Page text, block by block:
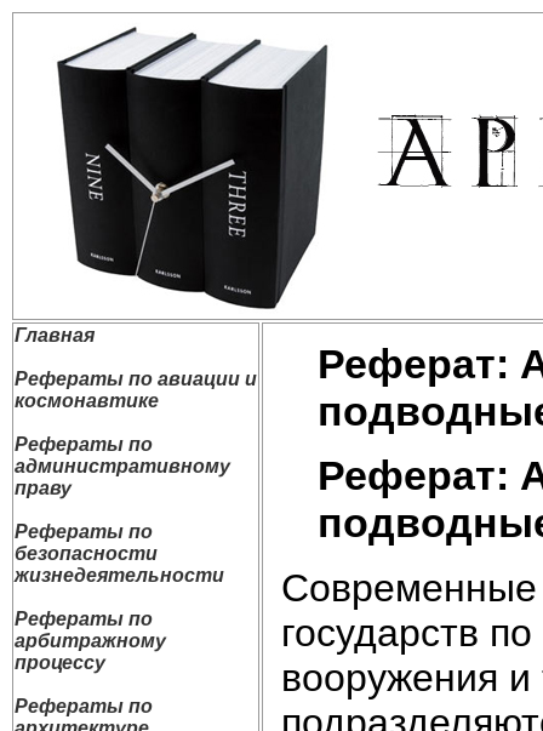
Главная
Рефераты по авиации и
космонавтике
Рефераты по
административному
праву
Рефераты по
безопасности
жизнедеятельности
Рефераты по
арбитражному
процессу
Рефераты по
Реферат:
Реферат:
Современные
государств
вооружения и